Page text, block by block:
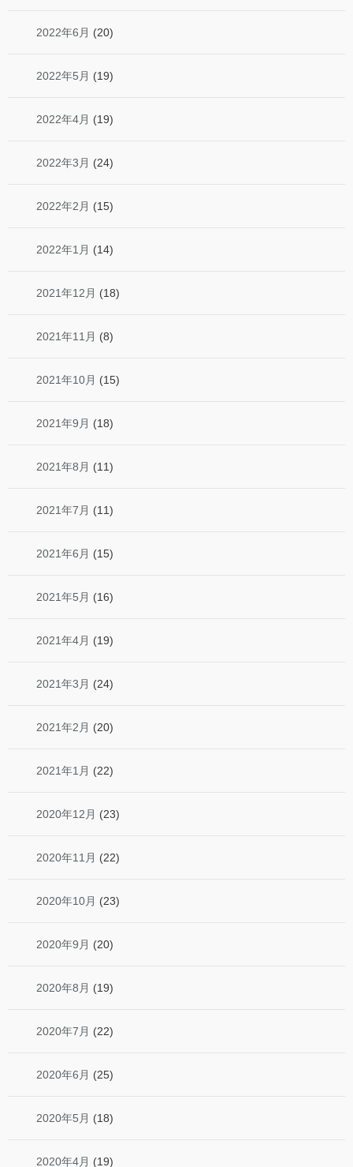
2022年6月 (20)
2022年5月 (19)
2022年4月 (19)
2022年3月 (24)
2022年2月 (15)
2022年1月 (14)
2021年12月 (18)
2021年11月 (8)
2021年10月 (15)
2021年9月 (18)
2021年8月 (11)
2021年7月 (11)
2021年6月 (15)
2021年5月 (16)
2021年4月 (19)
2021年3月 (24)
2021年2月 (20)
2021年1月 (22)
2020年12月 (23)
2020年11月 (22)
2020年10月 (23)
2020年9月 (20)
2020年8月 (19)
2020年7月 (22)
2020年6月 (25)
2020年5月 (18)
2020年4月 (19)